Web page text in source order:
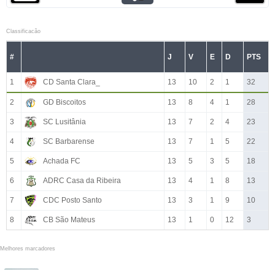
Classificacão
# J V E D PTS
1 CD Santa Clara_ 13 10 2 1 32
2 GD Biscoitos 13 8 4 1 28
3 SC Lusitânia 13 7 2 4 23
4 SC Barbarense 13 7 1 5 22
5 Achada FC 13 5 3 5 18
6 ADRC Casa da Ribeira 13 4 1 8 13
7 CDC Posto Santo 13 3 1 9 10
8 CB São Mateus 13 1 0 12 3
Melhores marcadores